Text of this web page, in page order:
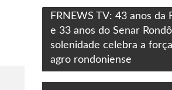
FRNEWS TV: 43 anos da
e 33 anos do Senar
solenidade celebra a
agro rondoniense